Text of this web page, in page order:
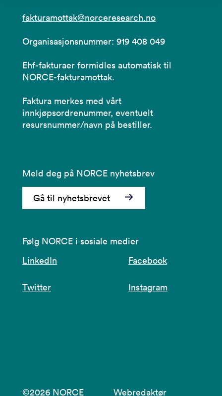
fakturamottak@norceresearch.no
Organisasjonsnummer: 919 408 049
Ehf-fakturaer formidles automatisk til
NORCE-fakturamottak.
Faktura merkes med vårt
innkjøpsordrenummer, eventuelt
resursnummer/navn på bestiller.
Meld deg på NORCE nyhetsbrev
Gå til nyhetsbrevet
Følg NORCE i sosiale medier
LinkedIn
Facebook
Twitter Instagram
©2026 NORCE Webredaktør